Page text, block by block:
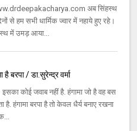
अब सिंहस्थ
से हम सभी धार्मिक ज्वार में नहाये हुए रहे।
में उमड़ आया...
है बरपा / डा.सुरेन्द्र वर्मा
इसका कोई जवाब नहीं है. हंगामा जो है वह बस
है. हंगामा बरपा है तो केवल धैर्य बनाए रखना